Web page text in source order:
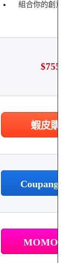
組合你的創意
$755
蝦皮購
Coupang
MOMO